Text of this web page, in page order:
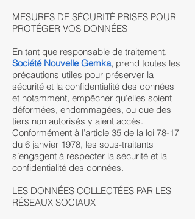
MESURES DE SÉCURITÉ PRISES POUR
PROTÉGER VOS DONNÉES
En tant que responsable de traitement,
Société Nouvelle Gemka, prend toutes les
précautions utiles pour préserver la
sécurité et la confidentialité des données
et notamment, empêcher qu’elles soient
déformées, endommagées, ou que des
tiers non autorisés y aient accès.
Conformément à l’article 35 de la loi 78-17
du 6 janvier 1978, les sous-traitants
s’engagent à respecter la sécurité et la
confidentialité des données.
LES DONNÉES COLLECTÉES PAR LES
RÉSEAUX SOCIAUX